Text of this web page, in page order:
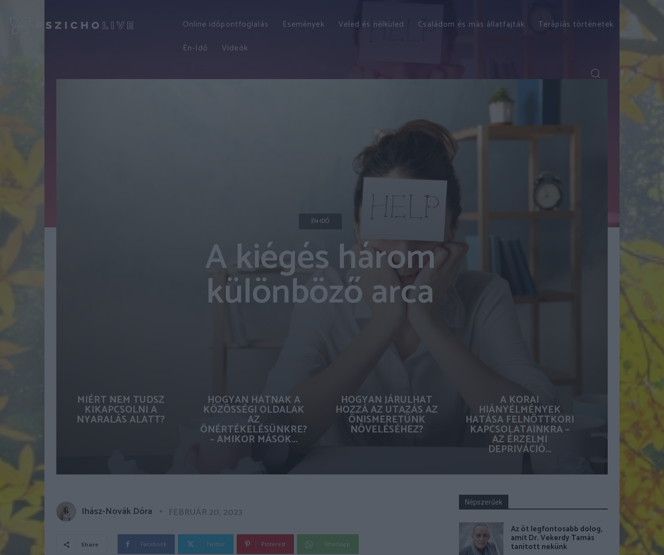
Online időpontfoglalás Események Veled és nélküled Családom és más állatfajták
Terápiás történetek
Én-Idő
Videók
ÉN-IDŐ
A kiégés három
különböző arca
MIÉRT NEM TUDSZ
KIKAPCSOLNI A
NYARALÁS ALATT?
HOGYAN HATNAK A
KÖZÖSSÉGI OLDALAK
AZ
ÖNÉRTÉKELÉSÜNKRE?
– AMIKOR MÁSOK...
HOGYAN JÁRULHAT
HOZZÁ AZ UTAZÁS AZ
ÖNISMERETÜNK
NÖVELÉSÉHEZ?
A KORAI
HIÁNYÉLMÉNYEK
HATÁSA FELNŐTTKORI
KAPCSOLATAINKRA –
AZ ÉRZELMI
DEPRIVÁCIÓ...
Ihász-Novák Dóra FEBRUÁR 20, 2023
Share Facebook Twitter Pinterest WhatsApp
Népszerűek
Az öt legfontosabb dolog,
amit Dr. Vekerdy Tamás
tanított nekünk